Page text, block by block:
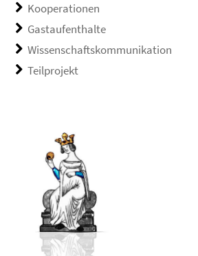
Kooperationen
Gastaufenthalte
Wissenschaftskommunikation
Teilprojekt